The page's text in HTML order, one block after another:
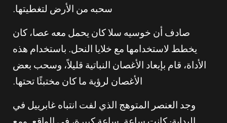
سحبه من الأرض لتغطيتها.
صادف أن خوسيه سلا كان يحمل معه عصا، كان
يخطط لاستخدامها مع خلايا النحل. باستخدام هذه
الأداة، قام بإبعاد الأغصان النباتية قليلاً، وسحب بعض
الأغصان لرؤية ما كان مختبئًا تحتها.
وجد العنصر المتوهج الذي لفت انتباه غابرييل في